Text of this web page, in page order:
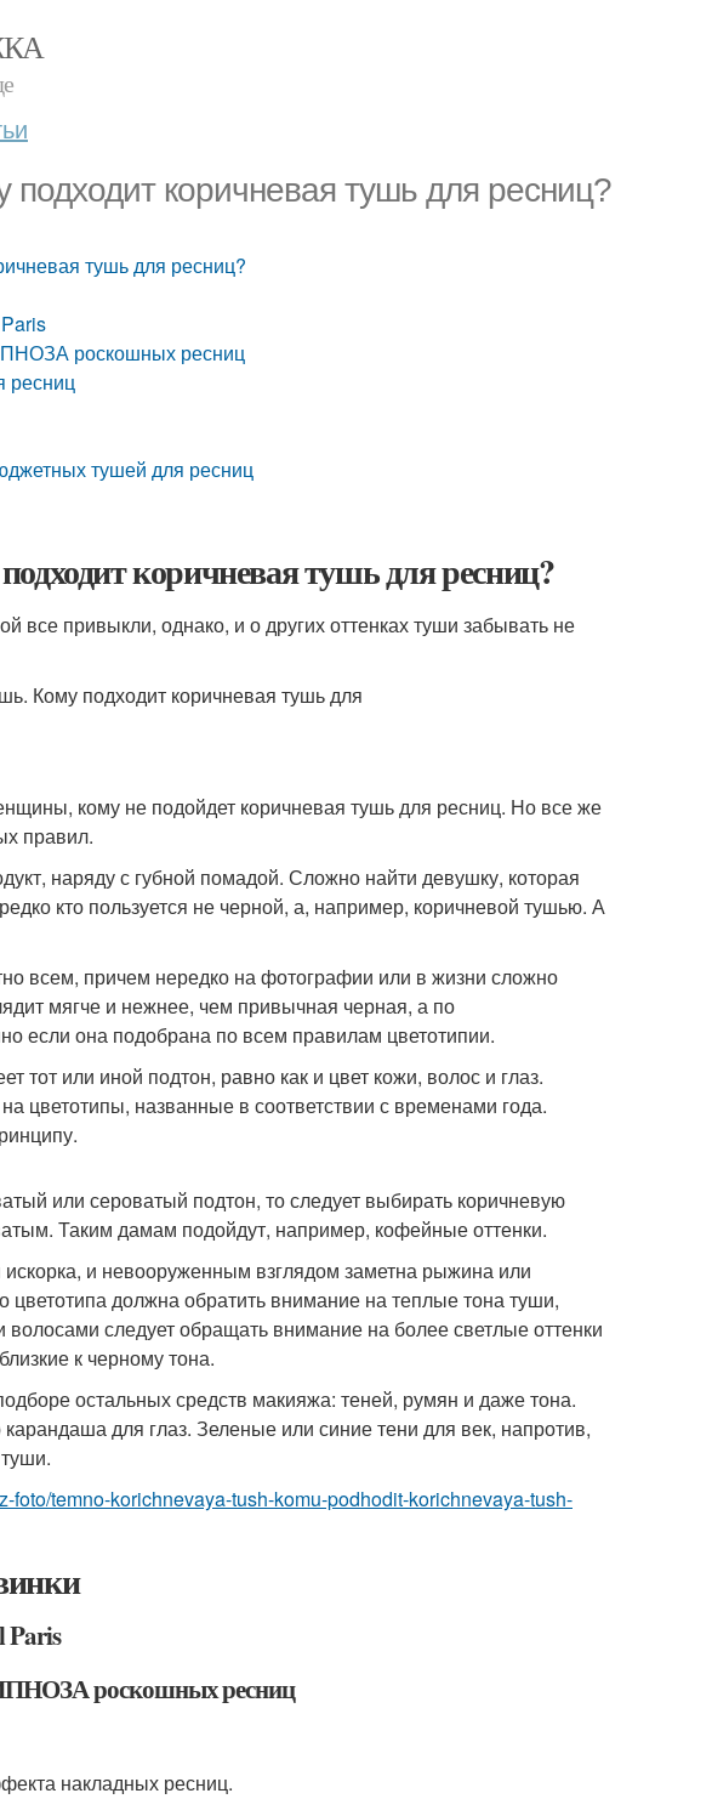
коричневая тушь для ресниц?
тушь для ресниц?
роскошных ресниц
ресниц
тушей для ресниц
коричневая тушь для ресниц?
все привыкли, однако, и о других оттенках туши забывать не
кому не подойдет коричневая тушь для ресниц. Но все же
правил.
наряду с губной помадой. Сложно найти девушку, которая
кто пользуется не черной, а, например, коричневой тушью. А
всем, причем нередко на фотографии или в жизни сложно
мягче и нежнее, чем привычная черная, а по
если она подобрана по всем правилам цветотипии.
тот или иной подтон, равно как и цвет кожи, волос и глаз.
цветотипы, названные в соответствии с временами года.
или сероватый подтон, то следует выбирать коричневую
Таким дамам подойдут, например, кофейные оттенки.
искорка, и невооруженным взглядом заметна рыжина или
цветотипа должна обратить внимание на теплые тона туши,
следует обращать внимание на более светлые оттенки
к черному тона.
остальных средств макияжа: теней, румян и даже тона.
для глаз. Зеленые или синие тени для век, напротив,
foto/temno-korichnevaya-tush-komu-podhodit-korichnevaya-tush-
Paris
роскошных ресниц
накладных ресниц.